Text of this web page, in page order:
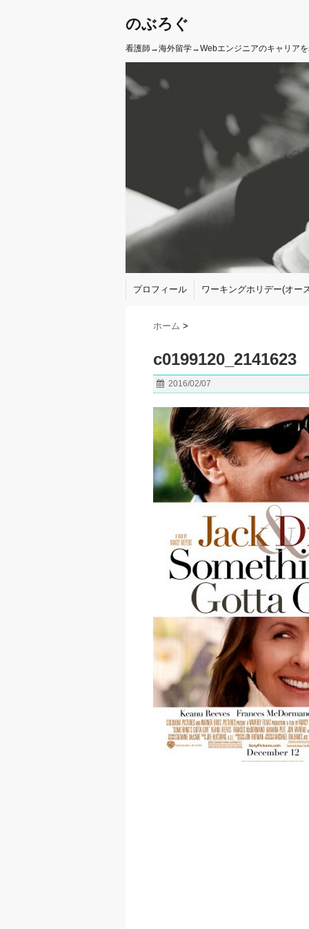
のぶろぐ
看護師→海外留学→Webエンジニアのキャリア
プロフィール ワーキングホリデー(オー
ホーム >
c0199120_2141623
2016/02/07